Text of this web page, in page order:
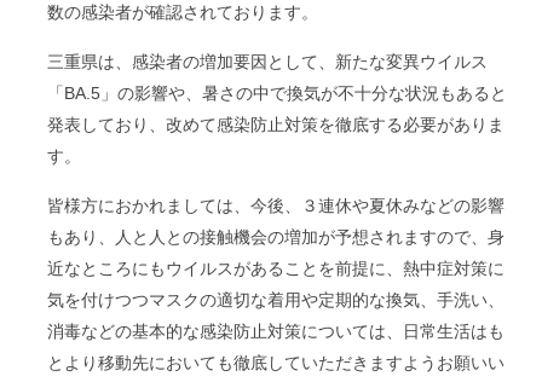
数の感染者が確認されております。
三重県は、感染者の増加要因として、新たな変異ウイルス
「BA.5」の影響や、暑さの中で換気が不十分な状況もあると
発表しており、改めて感染防止対策を徹底する必要がありま
す。
皆様方におかれましては、今後、３連休や夏休みなどの影響
もあり、人と人との接触機会の増加が予想されますので、身
近なところにもウイルスがあることを前提に、熱中症対策に
気を付けつつマスクの適切な着用や定期的な換気、手洗い、
消毒などの基本的な感染防止対策については、日常生活はも
とより移動先においても徹底していただきますようお願いい